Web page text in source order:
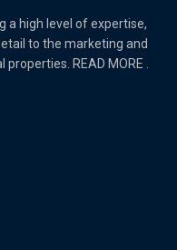
a high level of expertise,
to the marketing and
READ MORE .